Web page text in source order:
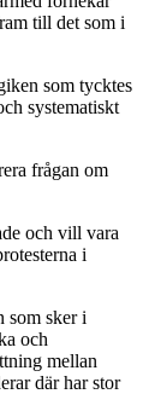
till det som i
som tycktes
systematiskt
frågan om
och vill vara
i
som sker i
och
mellan
där har stor